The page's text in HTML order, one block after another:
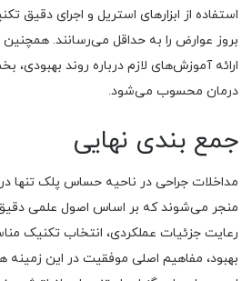
استفاده از ابزارهای استریل و اجرای
بروز عوارض را به حداقل می‌رسانند.
ارائه آموزش‌های لازم درباره روند بهبودی،
درمان محسوب می‌شود.
جمع‌ بندی نهایی
مداخلات جراحی در ناحیه حساس پلک تنها
منجر می‌شوند که بر اساس اصول علمی دقیق
رعایت جزئیات عملکردی، انتخاب تکنیک
بهبود، مفاهیم اصلی موفقیت در این زمینه